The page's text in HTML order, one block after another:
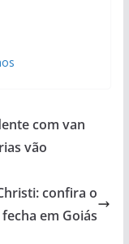
com van
vão
confira o
em Goiás